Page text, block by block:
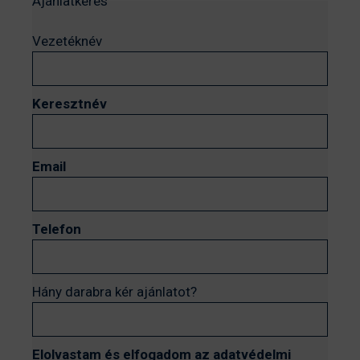
Vezetéknév
Keresztnév
Email
Telefon
Hány darabra kér ajánlatot?
Elolvastam és elfogadom az adatvédelmi